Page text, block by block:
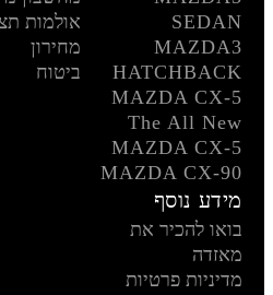
SEDAN
MAZDA3
HATCHBACK
MAZDA CX-5
The All New
MAZDA CX-5
MAZDA CX-90
אולמות
מחירון
ביטוח
מידע נוסף
בואו להכיר את
מאזדה
מדיניות פרטיות